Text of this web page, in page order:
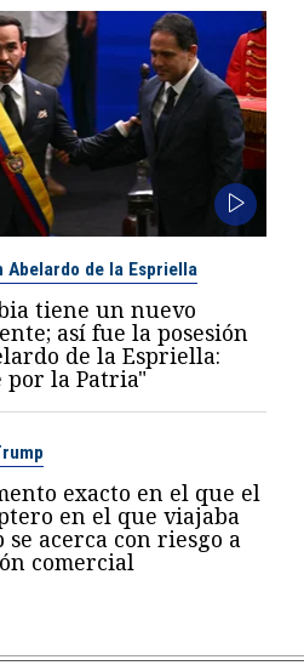
Abelardo de la Espriella
tiene un nuevo
así fue la posesión
de la Espriella:
por la Patria"
exacto en el que el
en el que viajaba
se acerca con riesgo a
comercial